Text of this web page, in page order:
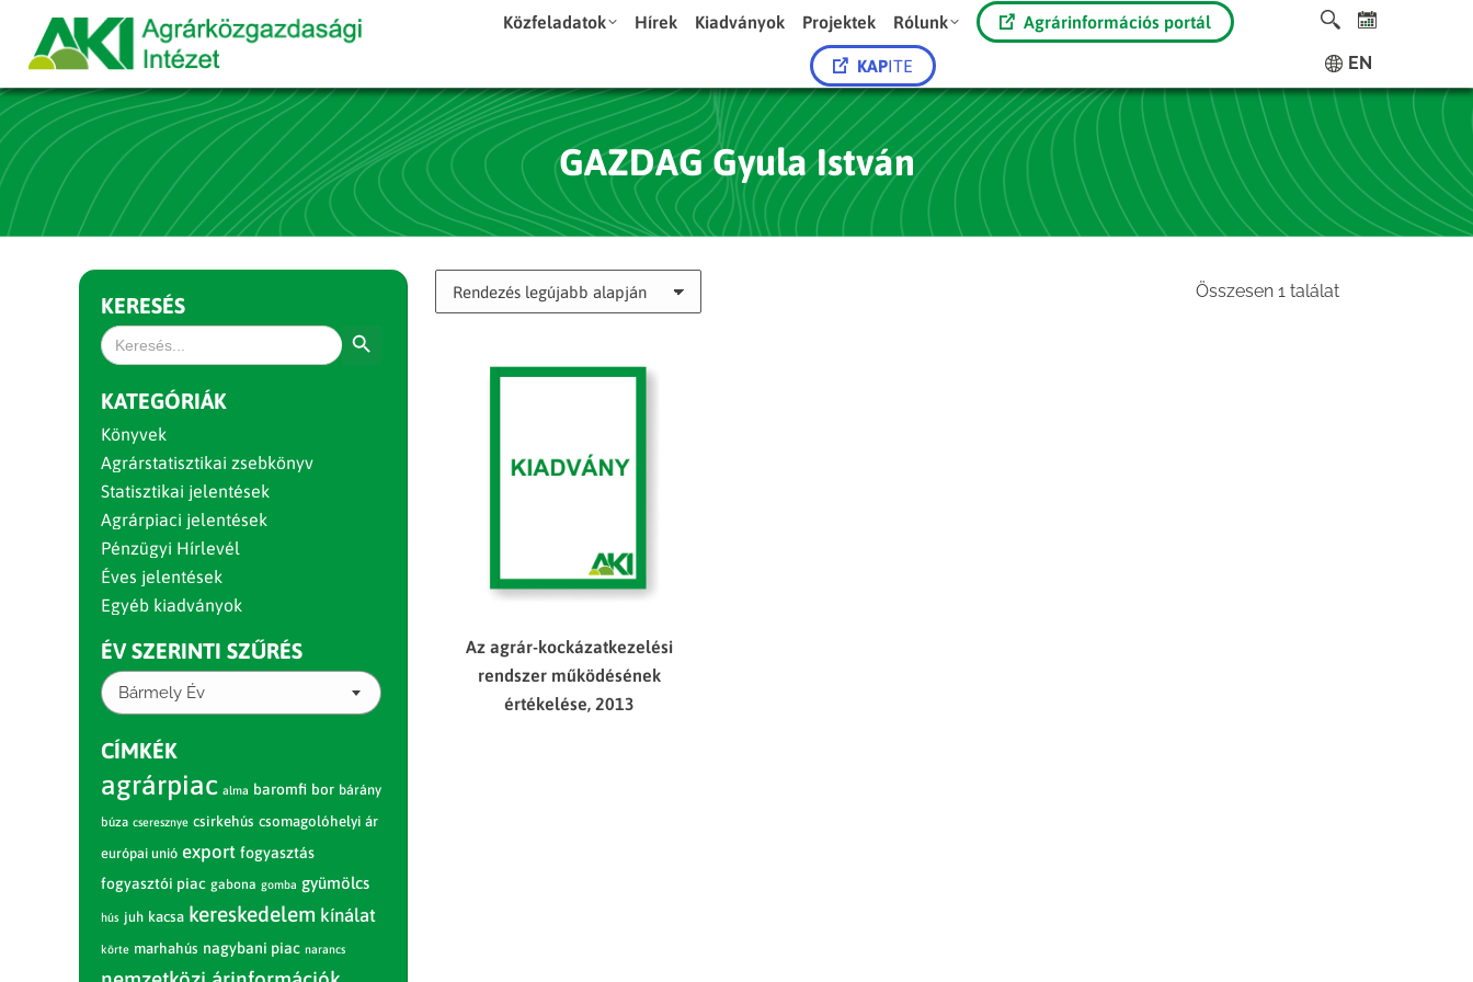
Közfeladatok Hírek Kiadványok Projektek Rólunk Agrárinformációs portál
KAPITE EN
GAZDAG Gyula István
Összesen 1 találat
Az agrár-kockázatkezelési
rendszer működésének
értékelése, 2013
KERESÉS
Search
for:
KATEGÓRIÁK
Könyvek
Agrárstatisztikai zsebkönyv
Statisztikai jelentések
Agrárpiaci jelentések
Pénzügyi Hírlevél
Éves jelentések
Egyéb kiadványok
ÉV SZERINTI SZŰRÉS
Bármely Év
CÍMKÉK
agrárpiac alma baromfi bor bárány
búza cseresznye csirkehús csomagolóhelyi ár
európai unió export fogyasztás
fogyasztói piac gabona gomba gyümölcs
hús juh kacsa kereskedelem kínálat
körte marhahús nagybani piac narancs